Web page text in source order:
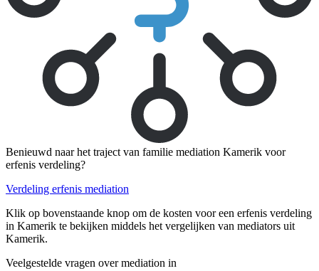
Benieuwd naar het traject van familie mediation Kamerik voor
erfenis verdeling?
Verdeling erfenis mediation
Klik op bovenstaande knop om de kosten voor een erfenis verdeling
in Kamerik te bekijken middels het vergelijken van mediators uit
Kamerik.
Veelgestelde vragen over mediation in